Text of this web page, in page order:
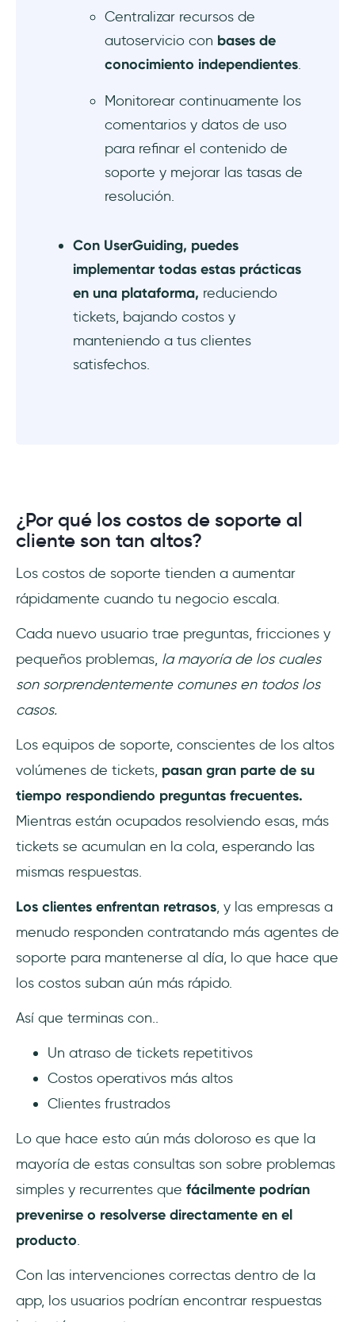
Centralizar recursos de
autoservicio con bases de
conocimiento independientes.
Monitorear continuamente los
comentarios y datos de uso
para refinar el contenido de
soporte y mejorar las tasas de
resolución.
Con UserGuiding, puedes
implementar todas estas prácticas
en una plataforma, reduciendo
tickets, bajando costos y
manteniendo a tus clientes
satisfechos.
¿Por qué los costos de soporte al
cliente son tan altos?
Los costos de soporte tienden a aumentar
rápidamente cuando tu negocio escala.
Cada nuevo usuario trae preguntas, fricciones y
pequeños problemas, la mayoría de los cuales
son sorprendentemente comunes en todos los
casos.
Los equipos de soporte, conscientes de los altos
volúmenes de tickets, pasan gran parte de su
tiempo respondiendo preguntas frecuentes.
Mientras están ocupados resolviendo esas, más
tickets se acumulan en la cola, esperando las
mismas respuestas.
Los clientes enfrentan retrasos, y las empresas a
menudo responden contratando más agentes de
soporte para mantenerse al día, lo que hace que
los costos suban aún más rápido.
Así que terminas con..
Un atraso de tickets repetitivos
Costos operativos más altos
Clientes frustrados
Lo que hace esto aún más doloroso es que la
mayoría de estas consultas son sobre problemas
simples y recurrentes que fácilmente podrían
prevenirse o resolverse directamente en el
producto.
Con las intervenciones correctas dentro de la
app, los usuarios podrían encontrar respuestas